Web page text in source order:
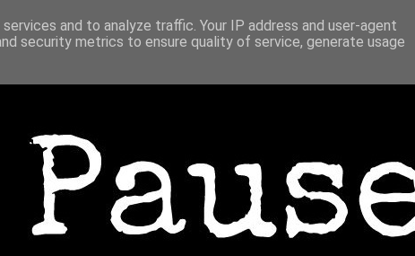
and to analyze traffic. Your IP address and user-agent
security metrics to ensure quality of service, generate usage